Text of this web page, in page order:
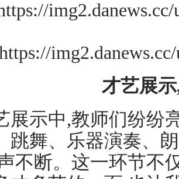
才艺展
示中,教师们纷纷亮
跳舞、乐器演奏、
不断。这一环节不